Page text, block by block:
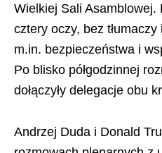
Wielkiej Sali Asamblowej.
cztery oczy, bez
m.in. bezpieczeństwa i
Po blisko półgodzinnej
dołączyły delegacje obu
Andrzej Duda i Donald